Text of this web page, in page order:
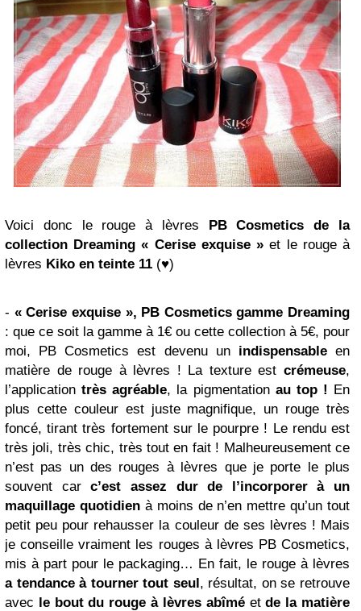
Voici donc le rouge à lèvres PB Cosmetics de la
collection Dreaming « Cerise exquise » et le rouge à
lèvres Kiko en teinte 11 (♥)
- « Cerise exquise », PB Cosmetics gamme Dreaming
: que ce soit la gamme à 1€ ou cette collection à 5€, pour
moi, PB Cosmetics est devenu un indispensableen
matière de rouge à lèvres ! La texture est crémeuse,
l’applicationtrès agréable, la pigmentationau top ! En
plus cette couleur est juste magnifique, un rouge très
foncé, tirant très fortement sur le pourpre ! Le rendu est
très joli, très chic, très tout en fait ! Malheureusement ce
n’est pas un des rouges à lèvres que je porte le plus
souvent carc’est assez dur de l’incorporer à un
maquillage quotidienà moins de n’en mettre qu’un tout
petit peu pour rehausser la couleur de ses lèvres ! Mais
je conseille vraiment les rouges à lèvres PB Cosmetics,
mis à part pour le packaging… En fait, le rouge à lèvres
atendance à tourner tout seul, résultat, on se retrouve
avec le bout du rouge à lèvres abîméetde la matière